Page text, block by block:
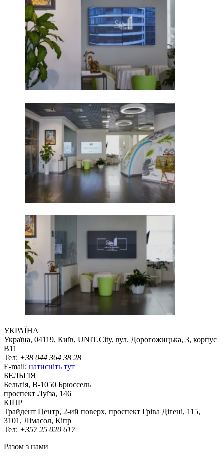
УКРАЇНА
Україна, 04119, Київ, UNIT.City, вул. Дорогожицька, 3, корпус
B11
Тел: +38 044 364 38 28
E-mail: натисніть тут
БЕЛЬГІЯ
Бельгія, В-1050 Брюссель
проспект Луїза, 146
КІПР
Трайдент Центр, 2-ий поверх, проспект Гріва Дігені, 115,
3101, Лімасол, Кіпр
Тел: +357 25 020 617
Разом з нами